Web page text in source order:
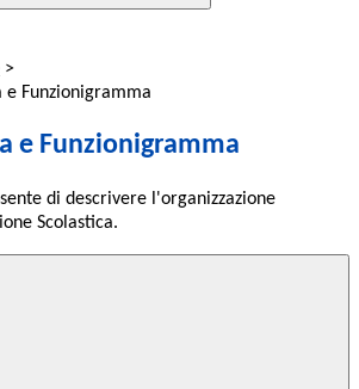
>
Funzionigramma
e Funzionigramma
di descrivere l'organizzazione
Scolastica.